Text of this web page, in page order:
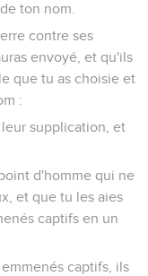
ton nom.
contre ses
envoyé, et qu'ils
que tu as choisie et
:
supplication, et
d'homme qui ne
et que tu les aies
captifs en un
captifs, ils